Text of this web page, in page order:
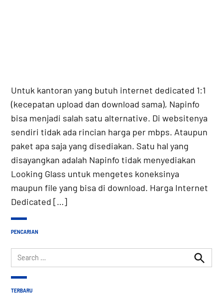
Untuk kantoran yang butuh internet dedicated 1:1
(kecepatan upload dan download sama), Napinfo
bisa menjadi salah satu alternative. Di websitenya
sendiri tidak ada rincian harga per mbps. Ataupun
paket apa saja yang disediakan. Satu hal yang
disayangkan adalah Napinfo tidak menyediakan
Looking Glass untuk mengetes koneksinya
maupun file yang bisa di download. Harga Internet
Dedicated […]
PENCARIAN
Search
for:
Search
TERBARU